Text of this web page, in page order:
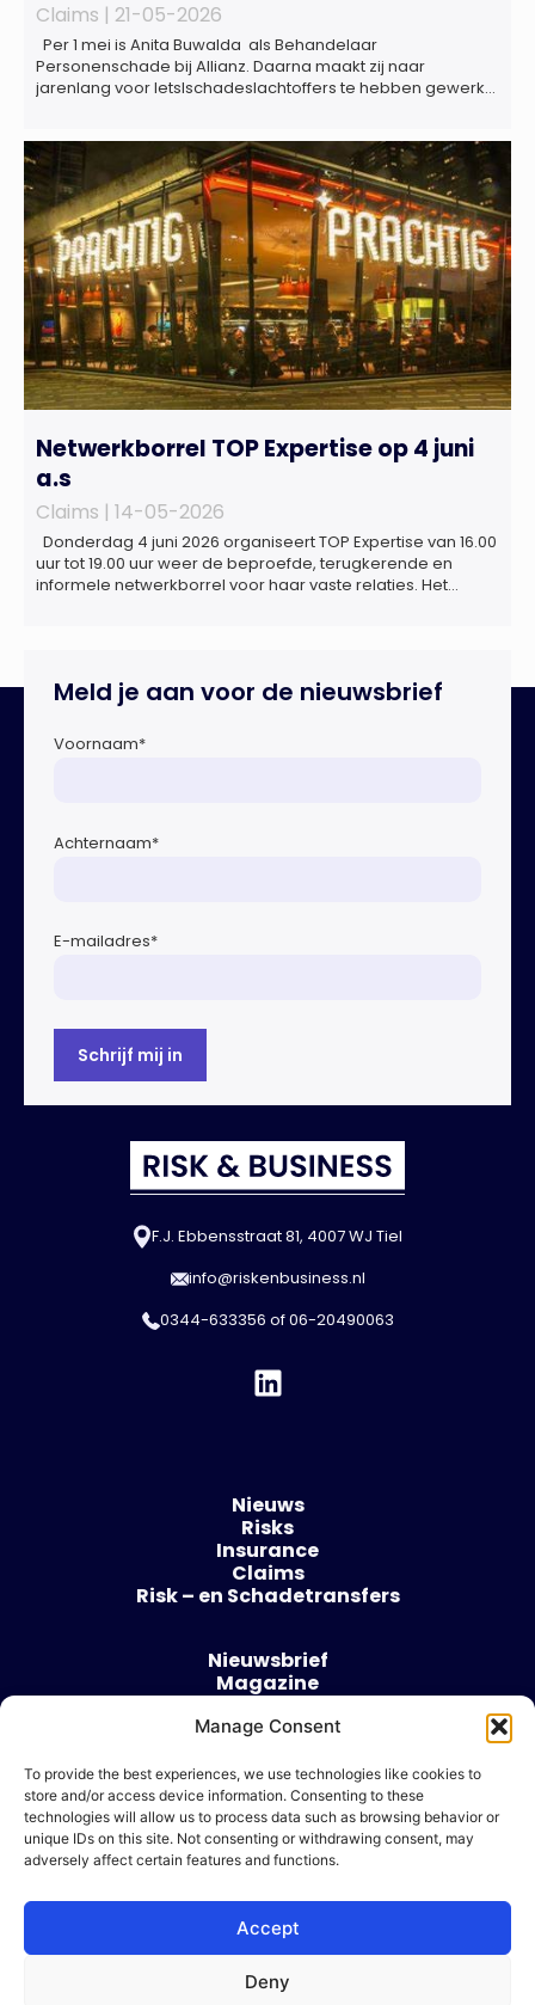
Manage Consent
To provide the best experiences, we use technologies like cookies to
store and/or access device information. Consenting to these
technologies will allow us to process data such as browsing behavior or
unique IDs on this site. Not consenting or withdrawing consent, may
adversely affect certain features and functions.
Accept
Deny
Claims | 21-05-2026
Per 1 mei is Anita Buwalda als Behandelaar
Personenschade bij Allianz. Daarna maakt zij naar
jarenlang voor letslschadeslachtoffers te hebben gewerkt
naam van Buwalda Letselschade, waarin zij onder meer
werkzaam was voor ZLM, Ard Korevaar Personenschade,
Overtoom […]
Netwerkborrel TOP Expertise op 4 juni
a.s
Claims | 14-05-2026
Donderdag 4 juni 2026 organiseert TOP Expertise van 16.00
uur tot 19.00 uur weer de beproefde, terugkerende en
informele netwerkborrel voor haar vaste relaties. Het
Meld je aan voor de nieuwsbrief
Voornaam*
Achternaam*
E-mailadres*
F.J. Ebbensstraat 81, 4007 WJ Tiel
info@riskenbusiness.nl
0344-633356 of06-20490063
Nieuws
Risks
Insurance
Claims
Risk – en Schadetransfers
Nieuwsbrief
Magazine
Over
Algemene voorwaarden
Cookie beleid
Ik wil adverteren